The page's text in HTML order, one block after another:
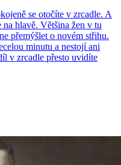
se otočíte v zrcadle. A
na hlavě. Většina žen v tu
přemýšlet o novém střihu.
minutu a nestojí ani
v zrcadle přesto uvidíte